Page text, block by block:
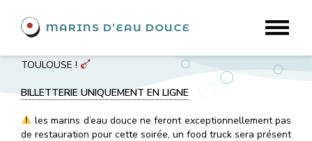
MARINS D’EAU DOUCE
Événement du 24 janvier
2026
TOULOUSE !
BILLETTERIE UNIQUEMENT EN LIGNE
les marins d’eau douce ne feront exceptionnellement pas
de restauration pour cette soirée, un food truck sera présent